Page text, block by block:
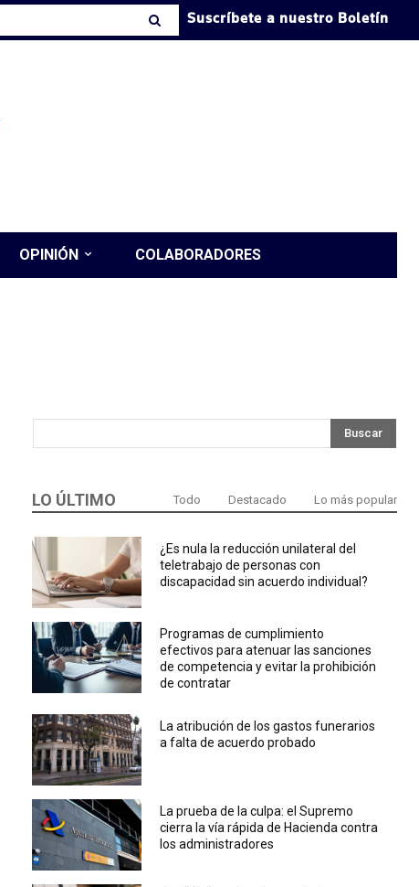
Suscríbete a nuestro Boletín
OPINIÓN COLABORADORES
Buscar
LO ÚLTIMO Todo Destacado Lo más popular
¿Es nula la reducción unilateral del
teletrabajo de personas con
discapacidad sin acuerdo individual?
Programas de cumplimiento
efectivos para atenuar las sanciones
de competencia y evitar la prohibición
de contratar
La atribución de los gastos funerarios
a falta de acuerdo probado
La prueba de la culpa: el Supremo
cierra la vía rápida de Hacienda contra
los administradores